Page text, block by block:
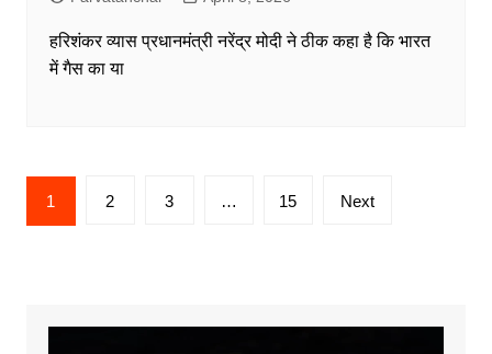
हरिशंकर व्यास प्रधानमंत्री नरेंद्र मोदी ने ठीक कहा है कि भारत
में गैस का या
Posts
pagination
1 2 3 … 15 Next